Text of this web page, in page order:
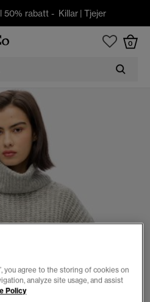
50% rabatt - Killar| Tjejer
0
you agree to the storing of cookies on
analyze site usage, and assist
Policy